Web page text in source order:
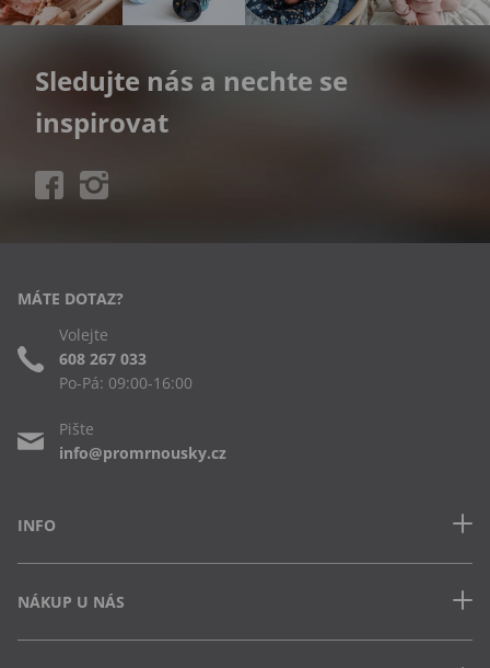
Sledujte nás a nechte se
inspirovat
INFO
Často kladené dotazy
Obchodní podmínky
NÁKUP U NÁS
MÁTE DOTAZ?
Volejte
608 267 033
Po-Pá: 09:00-16:00
Pište
info@promrnousky.cz